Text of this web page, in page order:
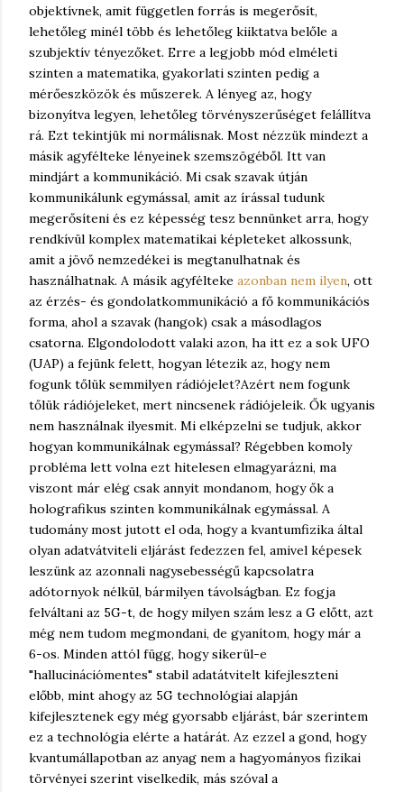
objektívnek, amit független forrás is megerősít,
lehetőleg minél több és lehetőleg kiiktatva belőle a
szubjektív tényezőket. Erre a legjobb mód elméleti
szinten a matematika, gyakorlati szinten pedig a
mérőeszközök és műszerek. A lényeg az, hogy
bizonyítva legyen, lehetőleg törvényszerűséget felállítva
rá. Ezt tekintjük mi normálisnak. Most nézzük mindezt a
másik agyfélteke lényeinek szemszögéből. Itt van
mindjárt a kommunikáció. Mi csak szavak útján
kommunikálunk egymással, amit az írással tudunk
megerősíteni és ez képesség tesz bennünket arra, hogy
rendkívül komplex matematikai képleteket alkossunk,
amit a jövő nemzedékei is megtanulhatnak és
használhatnak. A másik agyfélteke azonban nem ilyen, ott
az érzés- és gondolatkommunikáció a fő kommunikációs
forma, ahol a szavak (hangok) csak a másodlagos
csatorna. Elgondolodott valaki azon, ha itt ez a sok UFO
(UAP) a fejünk felett, hogyan létezik az, hogy nem
fogunk tőlük semmilyen rádiójelet?Azért nem fogunk
tőlük rádiójeleket, mert nincsenek rádiójeleik. Ők ugyanis
nem használnak ilyesmit. Mi elképzelni se tudjuk, akkor
hogyan kommunikálnak egymással? Régebben komoly
probléma lett volna ezt hitelesen elmagyarázni, ma
viszont már elég csak annyit mondanom, hogy ők a
holografikus szinten kommunikálnak egymással. A
tudomány most jutott el oda, hogy a kvantumfizika által
olyan adatvátviteli eljárást fedezzen fel, amivel képesek
leszünk az azonnali nagysebességű kapcsolatra
adótornyok nélkül, bármilyen távolságban. Ez fogja
felváltani az 5G-t, de hogy milyen szám lesz a G előtt, azt
még nem tudom megmondani, de gyanítom, hogy már a
6-os. Minden attól függ, hogy sikerül-e
"hallucinációmentes" stabil adatátvitelt kifejleszteni
előbb, mint ahogy az 5G technológiai alapján
kifejlesztenek egy még gyorsabb eljárást, bár szerintem
ez a technológia elérte a határát. Az ezzel a gond, hogy
kvantumállapotban az anyag nem a hagyományos fizikai
törvényei szerint viselkedik, más szóval a